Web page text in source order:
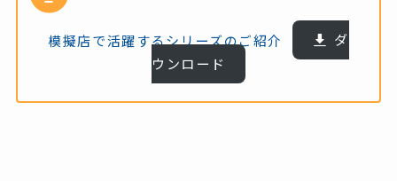
模擬店で活躍するシリーズのご紹介
ダ
ウンロード